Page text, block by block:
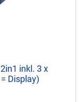
inkl. 3 x
Display)